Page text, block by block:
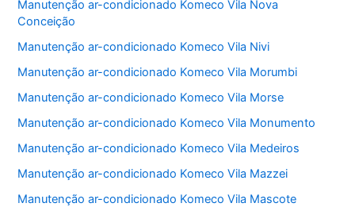
Manutenção ar-condicionado Komeco Vila Nova
Conceição
Manutenção ar-condicionado Komeco Vila Nivi
Manutenção ar-condicionado Komeco Vila Morumbi
Manutenção ar-condicionado Komeco Vila Morse
Manutenção ar-condicionado Komeco Vila Monumento
Manutenção ar-condicionado Komeco Vila Medeiros
Manutenção ar-condicionado Komeco Vila Mazzei
Manutenção ar-condicionado Komeco Vila Mascote